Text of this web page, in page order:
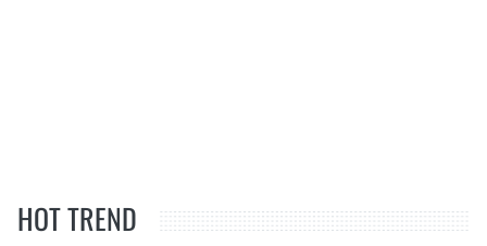
HOT TREND